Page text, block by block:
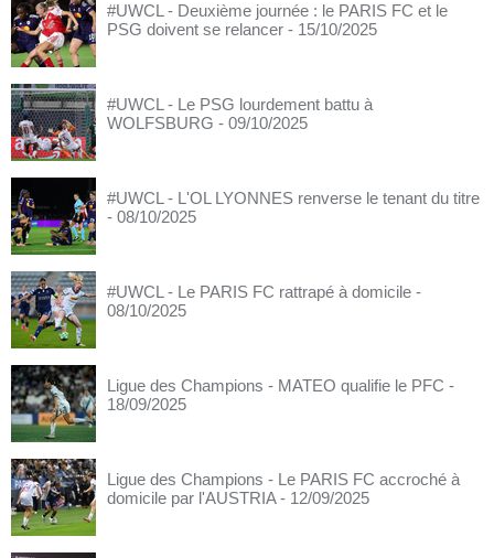
#UWCL - Deuxième journée : le PARIS FC et le
PSG doivent se relancer - 15/10/2025
#UWCL - Le PSG lourdement battu à
WOLFSBURG - 09/10/2025
#UWCL - L'OL LYONNES renverse le tenant du titre
- 08/10/2025
#UWCL - Le PARIS FC rattrapé à domicile -
08/10/2025
Ligue des Champions - MATEO qualifie le PFC -
18/09/2025
Ligue des Champions - Le PARIS FC accroché à
domicile par l'AUSTRIA - 12/09/2025